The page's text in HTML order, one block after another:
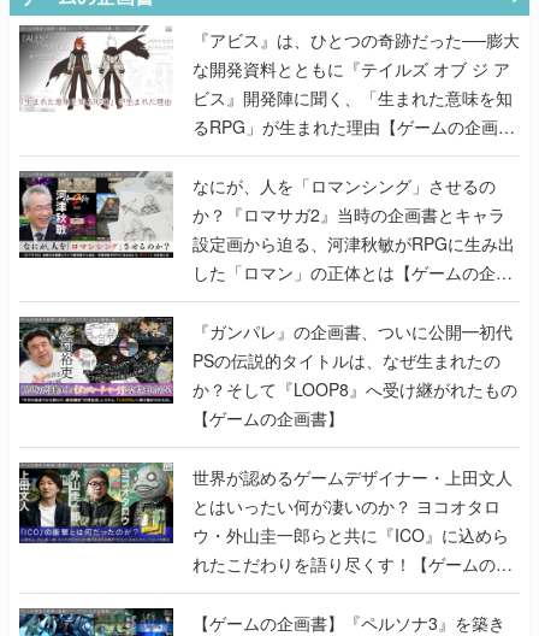
『アビス』は、ひとつの奇跡だった──膨大
な開発資料とともに『テイルズ オブ ジ ア
ビス』開発陣に聞く、「生まれた意味を知
るRPG」が生まれた理由【ゲームの企画
書】
なにが、人を「ロマンシング」させるの
か？『ロマサガ2』当時の企画書とキャラ
設定画から迫る、河津秋敏がRPGに生み出
した「ロマン」の正体とは【ゲームの企画
書】
『ガンパレ』の企画書、ついに公開━初代
PSの伝説的タイトルは、なぜ生まれたの
か？そして『LOOP8』へ受け継がれたもの
【ゲームの企画書】
世界が認めるゲームデザイナー・上田文人
とはいったい何が凄いのか？ ヨコオタロ
ウ・外山圭一郎らと共に『ICO』に込めら
れたこだわりを語り尽くす！【ゲームの企
画書】
【ゲームの企画書】『ペルソナ3』を築き